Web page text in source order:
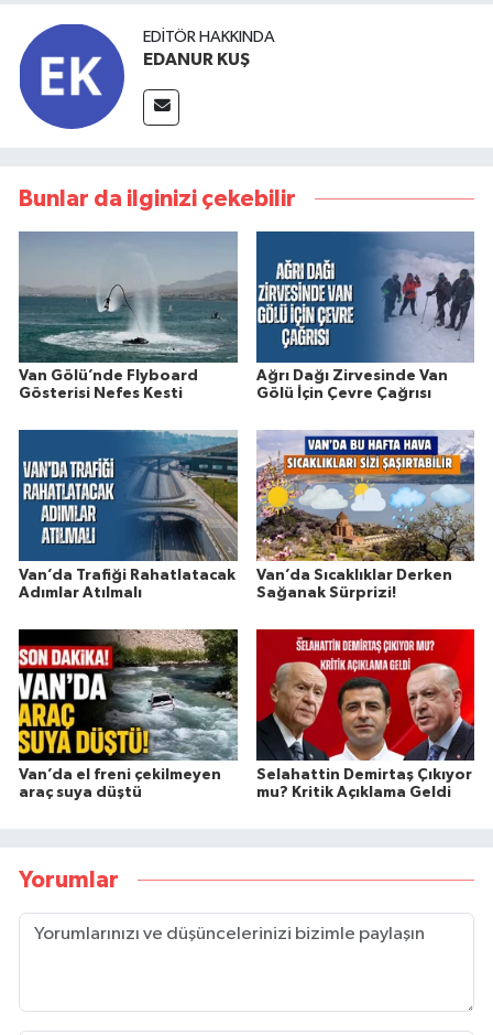
EDITÖR HAKKINDA
EDANUR KUŞ
Bunlar da ilginizi çekebilir
Van Gölü’nde Flyboard
Gösterisi Nefes Kesti
Ağrı Dağı Zirvesinde Van
Gölü İçin Çevre Çağrısı
Van’da Trafiği Rahatlatacak
Adımlar Atılmalı
Van’da Sıcaklıklar Derken
Sağanak Sürprizi!
Van’da el freni çekilmeyen
araç suya düştü
Selahattin Demirtaş Çıkıyor
mu? Kritik Açıklama Geldi
Yorumlar